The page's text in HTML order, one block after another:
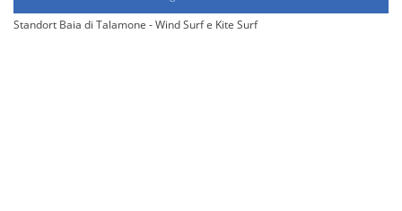
Standort Baia di Talamone - Wind Surf e Kite Surf